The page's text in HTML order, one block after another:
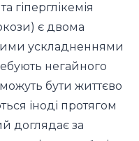
гіперглікемія
є двома
ускладненнями
негайного
бути життєво
іноді протягом
доглядає за